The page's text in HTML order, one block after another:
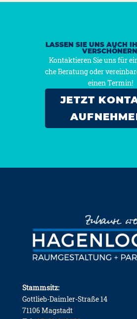
LASSEN SIE UNS AUCH
Kon­tak­tie­ren Sie uns für
che Bera­tung oder
einen Ter­min!
JETZT
Stammsitz:
Gottlieb-Daimler-Straße 14
71106 Magstadt